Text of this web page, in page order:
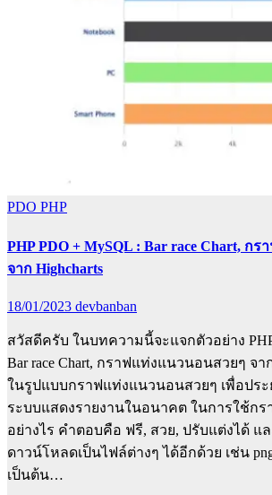
PDO PHP
PHP PDO + MySQL : Bar race Chart, ก
จาก Highcharts
18/01/2023 devbanban
สวัสดีครับ ในบทความนี้จะแจกตัวอย่าง PHP
Bar race Chart, กราฟแท่งแนวนอนสวยๆ จา
ในรูปแบบกราฟแท่งแนวนอนสวยๆ เพื่อปร
ระบบแสดงรายงานในอนาคต ในการใช้กร
อย่างไร คำตอบคือ ฟรี, สวย, ปรับแต่งได้ แ
ดาวน์โหลดเป็นไฟล์ต่างๆ ได้อีกด้วย เช่น
เป็นต้น…